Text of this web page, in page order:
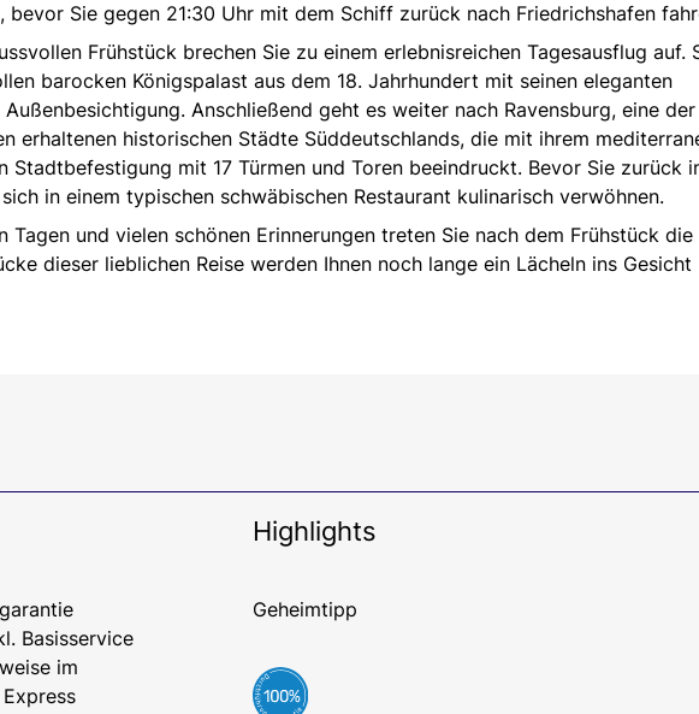
bevor Sie gegen 21:30 Uhr mit dem Schiff zurück nach Friedrichshafen
Frühstück brechen Sie zu einem erlebnisreichen Tagesausflug auf.
barocken Königspalast aus dem 18. Jahrhundert mit seinen eleganten
Anschließend geht es weiter nach Ravensburg, eine der
erhaltenen historischen Städte Süddeutschlands, die mit ihrem
Stadtbefestigung mit 17 Türmen und Toren beeindruckt. Bevor Sie zurück
in einem typischen schwäbischen Restaurant kulinarisch verwöhnen.
Tagen und vielen schönen Erinnerungen treten Sie nach dem Frühstück die
dieser lieblichen Reise werden Ihnen noch lange ein Lächeln ins Gesicht
Basisservice
im
Highlights
Geheimtipp